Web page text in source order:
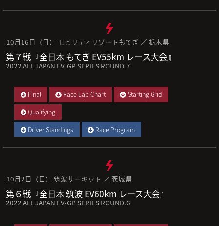
10月16日（日） モビリティリゾートもてぎ ／ 栃木県
第７戦『全日本 もてぎ EV55km レース大会』
2022 ALL JAPAN EV-GP SERIES ROUND.7
Final Race Lap Chart
Starting Grid
Qualifying
Driver Standings
Race Program
10月2日（日） 筑波サーキット ／ 茨城県
第６戦『全日本 筑波 EV60km レース大会』
2022 ALL JAPAN EV-GP SERIES ROUND.6